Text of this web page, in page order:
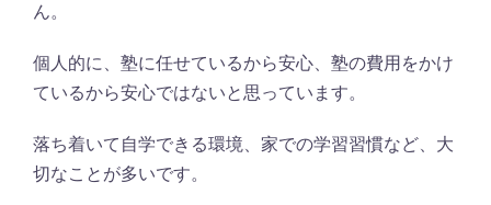
ん。
個人的に、塾に任せているから安心、塾の費用をかけ
ているから安心ではないと思っています。
落ち着いて自学できる環境、家での学習習慣など、大
切なことが多いです。